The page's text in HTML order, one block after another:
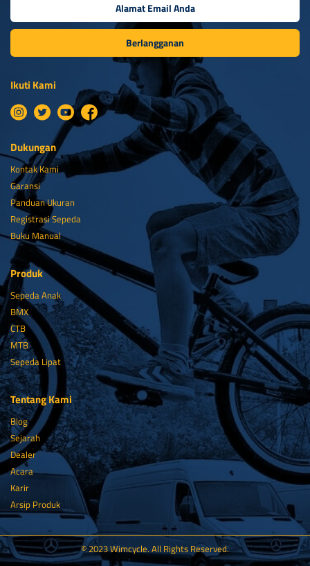
Berlangganan
Ikuti Kami
Dukungan
Kontak Kami
Garansi
Panduan Ukuran
Registrasi Sepeda
Buku Manual
Produk
Sepeda Anak
BMX
CTB
MTB
Sepeda Lipat
Tentang Kami
Blog
Sejarah
Dealer
Acara
Karir
Arsip Produk
© 2023 Wimcycle. All Rights Reserved.